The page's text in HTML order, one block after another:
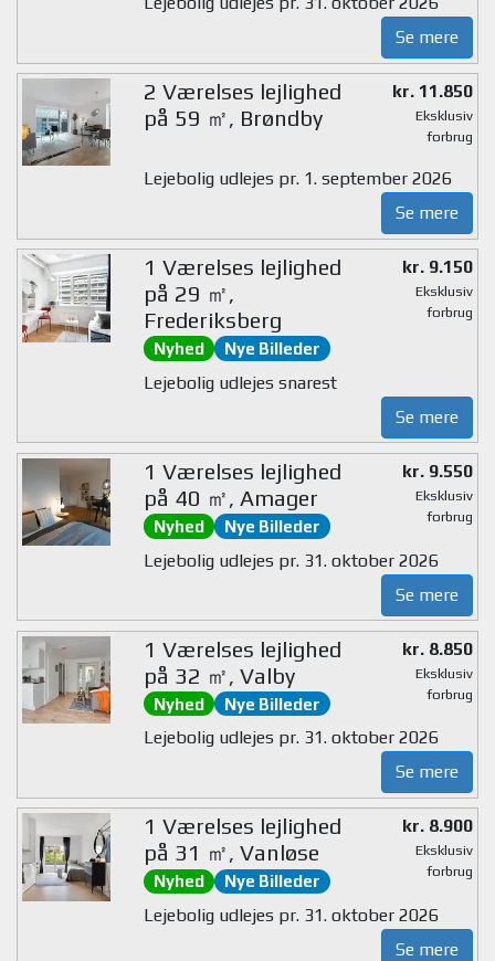
Se mere
2 Værelses lejlighed
på 59 ㎡, Brøndby
kr. 11.850
Eksklusiv
forbrug
Lejebolig udlejes pr. 1. september 2026
Se mere
1 Værelses lejlighed
på 29 ㎡,
Frederiksberg
Nyhed Nye Billeder
kr. 9.150
Eksklusiv
forbrug
Lejebolig udlejes snarest
Se mere
1 Værelses lejlighed
på 40 ㎡, Amager
Nyhed Nye Billeder
kr. 9.550
Eksklusiv
forbrug
Lejebolig udlejes pr. 31. oktober 2026
Se mere
1 Værelses lejlighed
på 32 ㎡, Valby
Nyhed Nye Billeder
kr. 8.850
Eksklusiv
forbrug
Lejebolig udlejes pr. 31. oktober 2026
Se mere
1 Værelses lejlighed
på 31 ㎡, Vanløse
Nyhed Nye Billeder
kr. 8.900
Eksklusiv
forbrug
Lejebolig udlejes pr. 31. oktober 2026
Se mere